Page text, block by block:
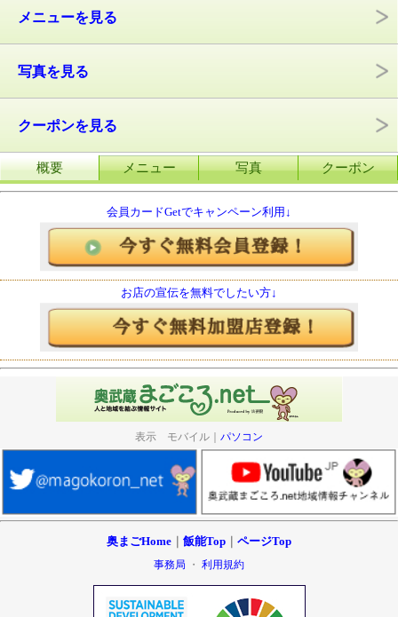
メニューを見る
写真を見る
クーポンを見る
概要 メニュー 写真 クーポン
会員カードGetでキャンペーン利用↓
お店の宣伝を無料でしたい方↓
表示 モバイル｜ パソコン
奥まごHome 飯能Top ページTop
事務局 ・ 利用規約